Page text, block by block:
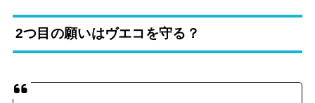
2つ目の願いはヴエコを守る？